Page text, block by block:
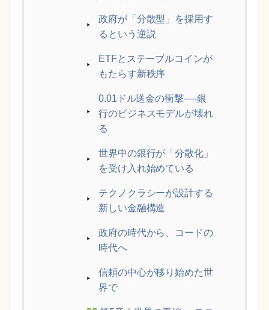
政府が「分散型」を採用す
るという逆説
ETFとステーブルコインが
もたらす新秩序
0.01ドル送金の衝撃──銀
行のビジネスモデルが壊れ
る
世界中の銀行が「分散化」
を受け入れ始めている
テクノクラシーが設計する
新しい金融構造
政府の時代から、コードの
時代へ
信頼の中心が移り始めた世
界で